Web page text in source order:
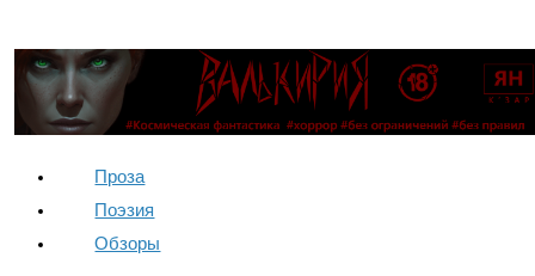
Проза
Поэзия
Обзоры